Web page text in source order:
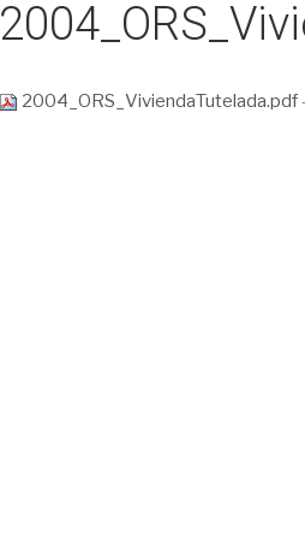
2004_ORS_ViviendaTutelada.pdf